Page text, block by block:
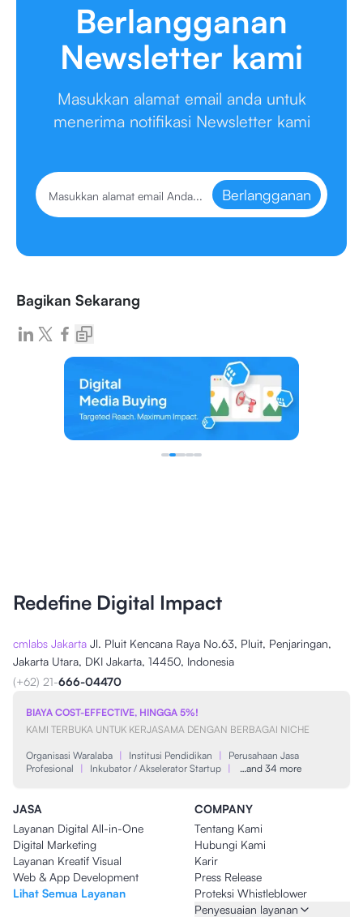
Berlangganan
Newsletter kami
Masukkan alamat email anda untuk
menerima notifikasi Newsletter kami
Berlangganan
Bagikan Sekarang
Redefine Digital Impact
cmlabs Jakarta Jl. Pluit Kencana Raya No.63, Pluit, Penjaringan,
Jakarta Utara, DKI Jakarta, 14450, Indonesia
(+62) 21-666-04470
BIAYA COST-EFFECTIVE, HINGGA 5%!
KAMI TERBUKA UNTUK KERJASAMA DENGAN BERBAGAI NICHE
Organisasi Waralaba | Institusi Pendidikan |
Perusahaan Jasa
Profesional
| Inkubator / Akselerator Startup | …and 34 more
JASA
Layanan Digital All-in-One
Digital Marketing
Layanan Kreatif Visual
Web & App Development
Lihat Semua Layanan
COMPANY
Tentang Kami
Hubungi Kami
Karir
Press Release
Proteksi Whistleblower
Penyesuaian layanan